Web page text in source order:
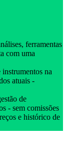
ferramentas
com uma
instrumentos na
atuais -
de
- sem comissões
e histórico de